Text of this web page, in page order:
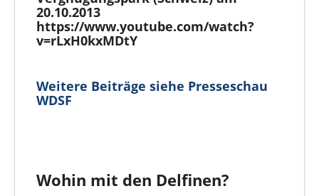
20.10.2013
https://www.youtube.com/watch?
v=rLxH0kxMDtY
Weitere Beiträge siehe Presseschau
WDSF
Wohin mit den Delfinen?